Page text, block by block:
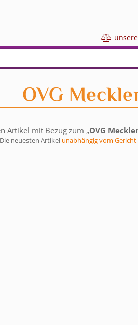
 u
OVG
Artikel mit Bezug zum „OVG
neuesten Artikel unabhängig vom Gericht